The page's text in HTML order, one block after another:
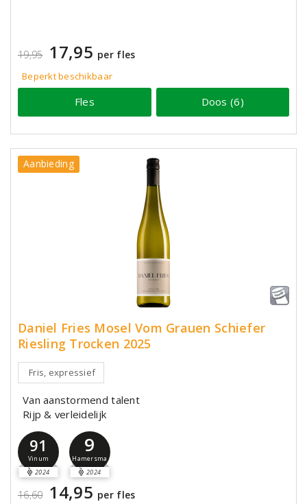
19,95 17,95 per fles
Beperkt beschikbaar
Fles Doos (6)
Aanbieding
Daniel Fries Mosel Vom Grauen Schiefer
Riesling Trocken 2025
Fris, expressief
Van aanstormend talent
Rijp & verleidelijk
91
Vinum
2024
9
Hamersma
2024
16,60 14,95 per fles